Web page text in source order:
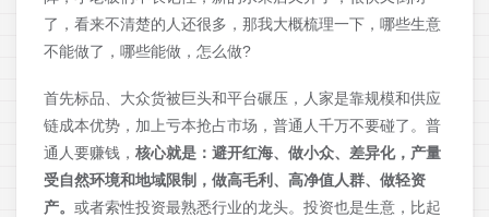
了，看来不清楚的人还很多，那我大概梳理一下，哪些生意
不能做了，哪些能做，怎么做?
首先标品、大众货被巨头和平台碾压，人家是靠规模和供应
链成本优势，加上亏本抢占市场，普通人千万不要碰了。普
通人要赚钱， 核心就是：避开红海、做小众、差异化，产量
受自然环境和地域限制，做高毛利、高净值人群、做轻资
产。 或者索性投资最熟悉行业的龙头。投资也是生意，比起